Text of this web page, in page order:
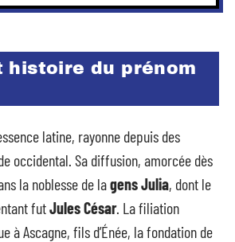
histoire du prénom
latine, rayonne depuis des
occidental. Sa diffusion, amorcée dès
la noblesse de lagens Julia, dont le
futJules César. La filiation
à Ascagne, fils d’Énée, la fondation de